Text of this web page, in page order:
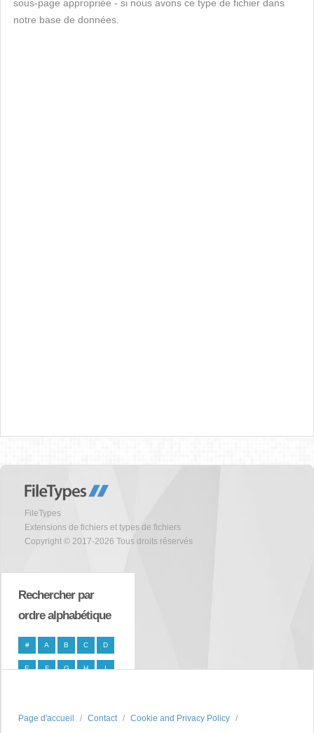
sous-page appropriée - si nous avons ce type de fichier dans
notre base de données.
FileTypes
Extensions de fichiers et types de fichiers
Copyright © 2017-2026 Tous droits réservés
Rechercher par
ordre alphabétique
# A B C D
E F G H I
P S
Page d'accueil Contact Cookie and Privacy Policy